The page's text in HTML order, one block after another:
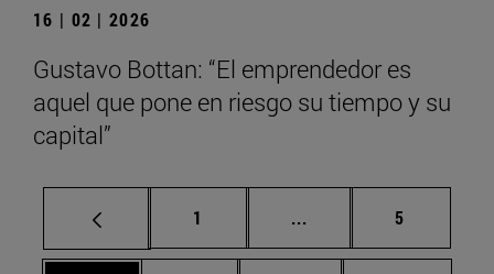
16 | 02 | 2026
Gustavo Bottan: “El emprendedor es
aquel que pone en riesgo su tiempo y su
capital”
Página
1 ... Páginas intermedias
Página
5